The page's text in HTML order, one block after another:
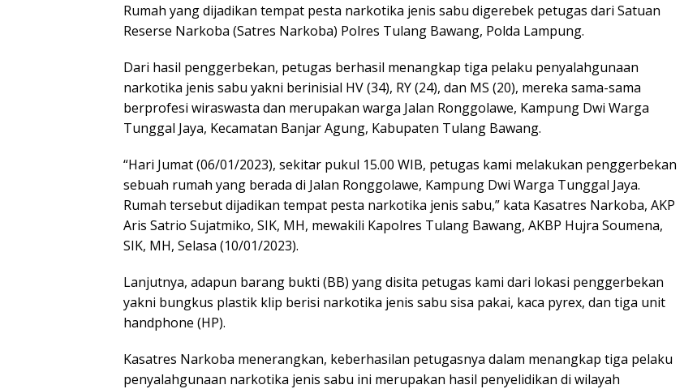
Rumah yang dijadikan tempat pesta narkotika jenis sabu digerebek petugas dari Satuan
Reserse Narkoba (Satres Narkoba) Polres Tulang Bawang, Polda Lampung.
Dari hasil penggerbekan, petugas berhasil menangkap tiga pelaku penyalahgunaan
narkotika jenis sabu yakni berinisial HV (34), RY (24), dan MS (20), mereka sama-sama
berprofesi wiraswasta dan merupakan warga Jalan Ronggolawe, Kampung Dwi Warga
Tunggal Jaya, Kecamatan Banjar Agung, Kabupaten Tulang Bawang.
“Hari Jumat (06/01/2023), sekitar pukul 15.00 WIB, petugas kami melakukan penggerbekan
sebuah rumah yang berada di Jalan Ronggolawe, Kampung Dwi Warga Tunggal Jaya.
Rumah tersebut dijadikan tempat pesta narkotika jenis sabu,” kata Kasatres Narkoba, AKP
Aris Satrio Sujatmiko, SIK, MH, mewakili Kapolres Tulang Bawang, AKBP Hujra Soumena,
SIK, MH, Selasa (10/01/2023).
Lanjutnya, adapun barang bukti (BB) yang disita petugas kami dari lokasi penggerbekan
yakni bungkus plastik klip berisi narkotika jenis sabu sisa pakai, kaca pyrex, dan tiga unit
handphone (HP).
Kasatres Narkoba menerangkan, keberhasilan petugasnya dalam menangkap tiga pelaku
penyalahgunaan narkotika jenis sabu ini merupakan hasil penyelidikan di wilayah